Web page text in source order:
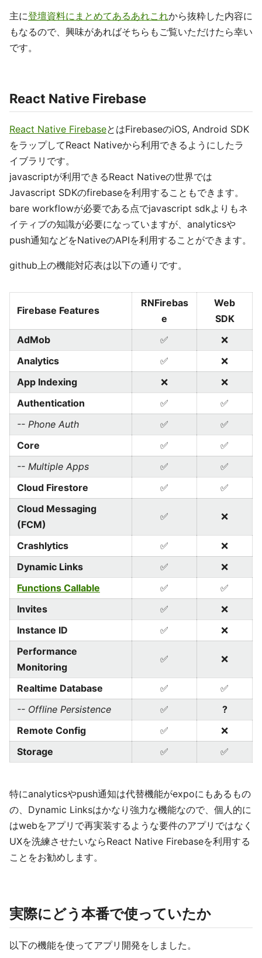
主に登壇資料にまとめてあるあれこれから抜粋した内容に
もなるので、興味があればそちらもご覧いただけたら幸い
です。
React Native Firebase
React Native FirebaseとはFirebaseのiOS, Android SDK
をラップしてReact Nativeから利用できるようにしたラ
イブラリです。
javascriptが利用できるReact Nativeの世界では
Javascript SDKのfirebaseを利用することもできます。
bare workflowが必要である点でjavascript sdkよりもネ
イティブの知識が必要になっていますが、analyticsや
push通知などをNativeのAPIを利用することができます。
github上の機能対応表は以下の通りです。
Firebase Features
RNFirebas
e
Web
SDK
AdMob
✅
❌
Analytics
✅
❌
App Indexing
❌
❌
Authentication
✅
✅
-- Phone Auth
✅
✅
Core
✅
✅
-- Multiple Apps
✅
✅
Cloud Firestore
✅
✅
Cloud Messaging
(FCM)
✅ ❌
Crashlytics ✅
❌
Dynamic Links
✅
❌
Functions Callable
✅
✅
Invites
✅
❌
Instance ID
✅
❌
Performance
Monitoring
✅ ❌
Realtime Database ✅
✅
-- Offline Persistence
✅
?
Remote Config
✅
❌
Storage
✅ ✅
特にanalyticsやpush通知は代替機能がexpoにもあるもの
の、Dynamic Linksはかなり強力な機能なので、個人的に
はwebをアプリで再実装するような要件のアプリではなく
UXを洗練させたいならReact Native Firebaseを利用する
ことをお勧めします。
実際にどう本番で使っていたか
以下の機能を使ってアプリ開発をしました。